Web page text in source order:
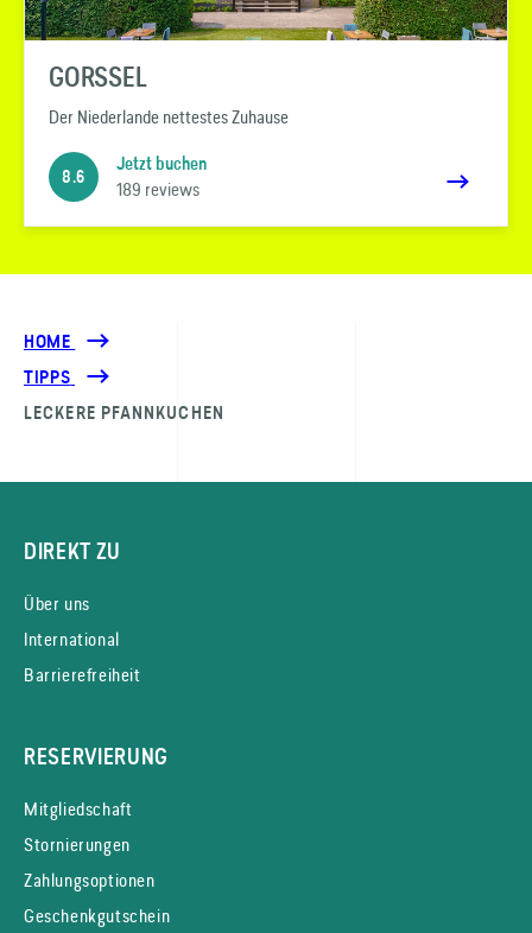
GORSSEL
Der Niederlande nettestes Zuhause
8.6
Jetzt buchen
189 reviews
HOME
TIPPS
LECKERE PFANNKUCHEN
DIREKT ZU
Über uns
International
Barrierefreiheit
RESERVIERUNG
Mitgliedschaft
Stornierungen
Zahlungsoptionen
Geschenkgutschein